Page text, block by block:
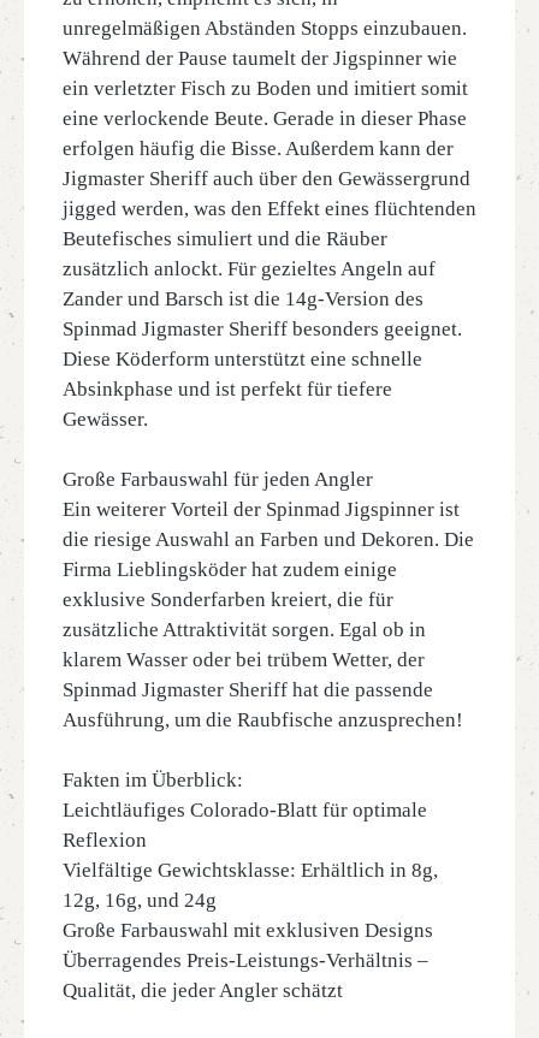
unregelmäßigen Abständen Stopps einzubauen.
Während der Pause taumelt der Jigspinner wie
ein verletzter Fisch zu Boden und imitiert somit
eine verlockende Beute. Gerade in dieser Phase
erfolgen häufig die Bisse. Außerdem kann der
Jigmaster Sheriff auch über den Gewässergrund
jigged werden, was den Effekt eines flüchtenden
Beutefisches simuliert und die Räuber
zusätzlich anlockt. Für gezieltes Angeln auf
Zander und Barsch ist die 14g-Version des
Spinmad Jigmaster Sheriff besonders geeignet.
Diese Köderform unterstützt eine schnelle
Absinkphase und ist perfekt für tiefere
Gewässer.
Große Farbauswahl für jeden Angler
Ein weiterer Vorteil der Spinmad Jigspinner ist
die riesige Auswahl an Farben und Dekoren. Die
Firma Lieblingsköder hat zudem einige
exklusive Sonderfarben kreiert, die für
zusätzliche Attraktivität sorgen. Egal ob in
klarem Wasser oder bei trübem Wetter, der
Spinmad Jigmaster Sheriff hat die passende
Ausführung, um die Raubfische anzusprechen!
Fakten im Überblick:
Leichtläufiges Colorado-Blatt für optimale
Reflexion
Vielfältige Gewichtsklasse: Erhältlich in 8g,
12g, 16g, und 24g
Große Farbauswahl mit exklusiven Designs
Überragendes Preis-Leistungs-Verhältnis –
Qualität, die jeder Angler schätzt